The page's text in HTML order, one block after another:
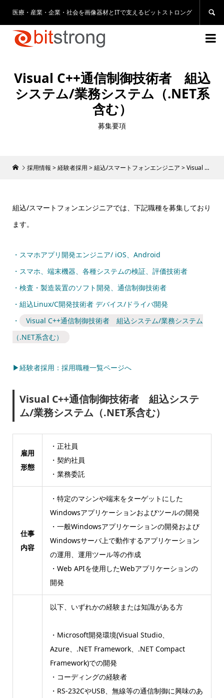
医療・産業・企業・社会を画像器材とITで支えるビットストロング 

Visual C++通信制御技術者 組込
システム/業務システム（.NET系
含む）
募集要項
採用情報 >経験者採用 >組込/スマートフォンエンジニア >Visual C++通信制御技術者 組込システム/業務システム（.NET系含む）
組込/スマートフォンエンジニアでは、下記職種を募集しており
ます。
・スマホアプリ開発エンジニア/ iOS、Android
・スマホ、端末機器、各種システムの検証、評価技術者
・検査・製造装置のソフト開発、通信制御技術者
・組込Linux/C開発技術者 デバイス/ドライバ開発
・
Visual C++通信制御技術者 組込システム/業務システム
（.NET系含む）
▶経験者採用：採用職種一覧ページへ
Visual C++通信制御技術者 組込システ
ム/業務システム（.NET系含む）
雇用
形態
・正社員
・契約社員
・業務委託
仕事
内容
・特定のマシンや端末をターゲットにした
Windowsアプリケーションおよびツールの開発
・一般Windowsアプリケーションの開発および
Windowsサーバ上で動作するアプリケーション
の運用、運用ツール等の作成
・Web APIを使用したWebアプリケーションの
開発
以下、いずれかの経験または知識がある方
・Microsoft開発環境(Visual Studio、
Azure、.NET Framework、.NET Compact
Framework)での開発
・コーディングの経験者
・RS-232CやUSB、無線等の通信制御に興味のあ